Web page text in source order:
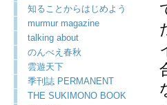
知ることからはじめよう
murmur magazine
talking about
のんべえ春秋
雲遊天下
季刊誌 PERMANENT
THE SUKIMONO BOOK